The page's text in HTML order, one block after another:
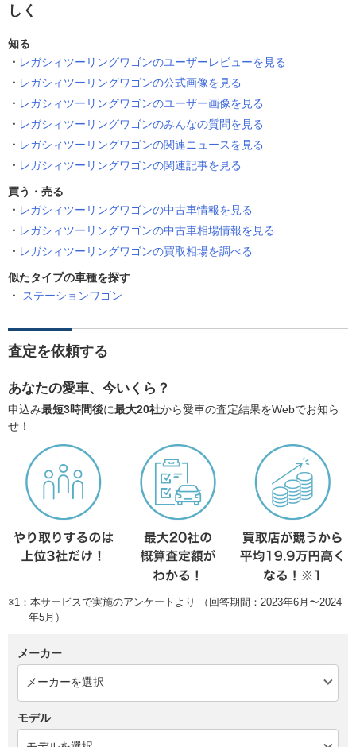
しく
知る
レガシィツーリングワゴンのユーザーレビューを見る
レガシィツーリングワゴンの公式画像を見る
レガシィツーリングワゴンのユーザー画像を見る
レガシィツーリングワゴンのみんなの質問を見る
レガシィツーリングワゴンの関連ニュースを見る
レガシィツーリングワゴンの関連記事を見る
買う・売る
レガシィツーリングワゴンの中古車情報を見る
レガシィツーリングワゴンの中古車相場情報を見る
レガシィツーリングワゴンの買取相場を調べる
似たタイプの車種を探す
ステーションワゴン
査定を依頼する
あなたの愛車、今いくら？
申込み最短3時間後に最大20社から愛車の査定結果をWebでお知ら
せ！
※1：本サービスで実施のアンケートより （回答期間：2023年6月〜2024
年5月）
メーカー
モデル